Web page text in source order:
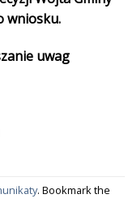
wniosku.
uwag
. Bookmark the